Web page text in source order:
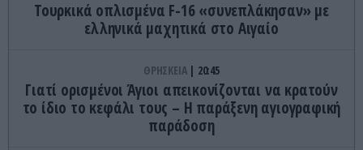
Τουρκικά οπλισμένα F-16 «συνεπλάκησαν» με
ελληνικά μαχητικά στο Αιγαίο
ΘΡΗΣΚΕΙΑ 20:45
Γιατί ορισμένοι Άγιοι απεικονίζονται να κρατούν
το ίδιο το κεφάλι τους – Η παράξενη αγιογραφική
παράδοση